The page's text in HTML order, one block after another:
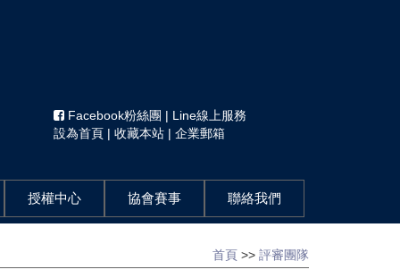
Facebook粉絲團 | Line線上服務
設為首頁 | 收藏本站 | 企業郵箱
授權中心 協會賽事 聯絡我們
首頁 >> 評審團隊